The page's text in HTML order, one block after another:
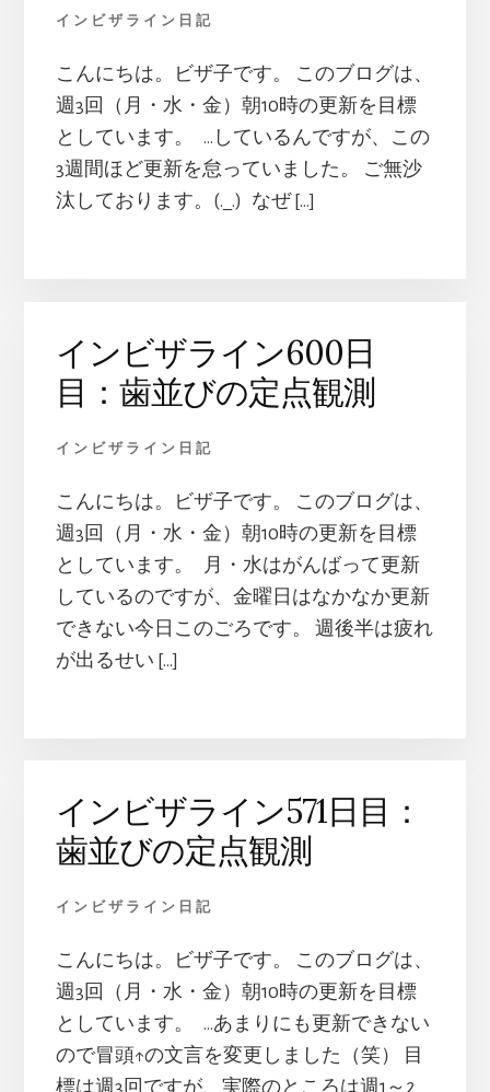
インビザライン日記
こんにちは。ビザ子です。 このブログは、
週3回（月・水・金）朝10時の更新を目標
としています。 …しているんですが、この
3週間ほど更新を怠っていました。 ご無沙
汰しております。(._.) なぜ […]
インビザライン600日
目：歯並びの定点観測
インビザライン日記
こんにちは。ビザ子です。 このブログは、
週3回（月・水・金）朝10時の更新を目標
としています。 月・水はがんばって更新
しているのですが、金曜日はなかなか更新
できない今日このごろです。 週後半は疲れ
が出るせい […]
インビザライン571日目：
歯並びの定点観測
インビザライン日記
こんにちは。ビザ子です。 このブログは、
週3回（月・水・金）朝10時の更新を目標
としています。 …あまりにも更新できない
ので冒頭↑の文言を変更しました（笑） 目
標は週3回ですが、実際のところは週1～2